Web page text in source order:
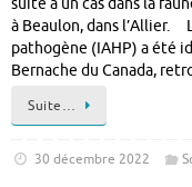
suite à un cas dans la
à Beaulon, dans l’Allier.
pathogène (IAHP) a été
Bernache du Canada,
Suite…
30 décembre 2022